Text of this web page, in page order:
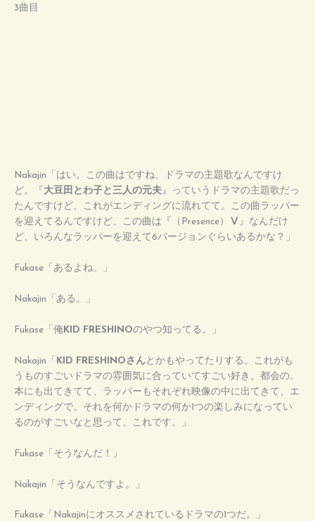
3曲目
Nakajin「はい。この曲はですね、ドラマの主題歌なんですけ
ど。『 大豆田とわ子と三人の元夫』っていうドラマの主題歌だっ
たんですけど、これがエンディングに流れてて。この曲ラッパー
を迎えてるんですけど、この曲は『（Presence）
Ⅴ 』なんだけ
ど、いろんなラッパーを迎えて6バージョンぐらいあるかな？」
Fukase「あるよね。」
Nakajin「ある。」
Fukase「俺 KID FRESHINOのやつ知ってる。」
Nakajin「 KID FRESHINOさんとかもやってたりする。これがも
うものすごいドラマの雰囲気に合っていてすごい好き。都会の。
本にも出てきてて、ラッパーもそれぞれ映像の中に出てきて、エ
ンディングで。それを何かドラマの何か1つの楽しみになってい
るのがすごいなと思って、これです。」
Fukase「そうなんだ！」
Nakajin「そうなんですよ。」
Fukase「Nakajinにオススメされているドラマの1つだ。」